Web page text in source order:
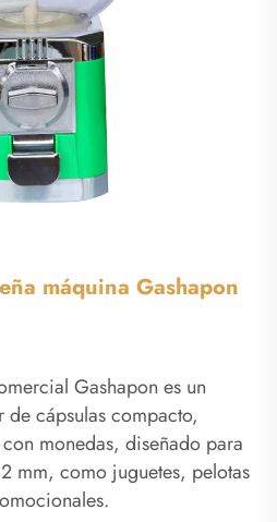
máquina Gashapon
Gashapon es un
cápsulas compacto,
monedas, diseñado para
mm, como juguetes, pelotas